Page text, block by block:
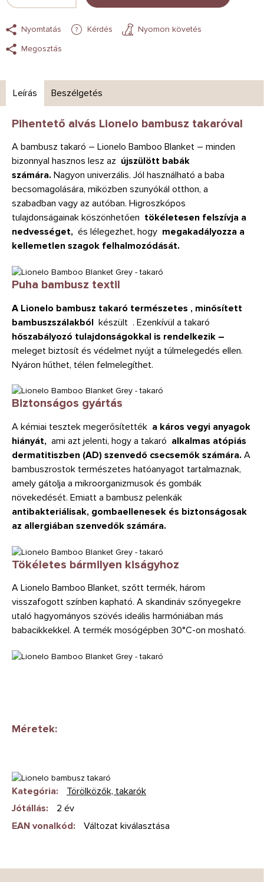
Nyomtatás Kérdés
Nyomon követés
Megosztás
Leírás Beszélgetés
Pihentető alvás Lionelo bambusz takaróval
A bambusz takaró – Lionelo Bamboo Blanket – minden
bizonnyal hasznos lesz az újszülött babák
számára. Nagyon univerzális. Jól használható a baba
becsomagolására, miközben szunyókál otthon, a
szabadban vagy az autóban. Higroszkópos
tulajdonságainak köszönhetően tökéletesen felszívja a
nedvességet, és lélegezhet, hogy megakadályozza a
kellemetlen szagok felhalmozódását.
Puha bambusz textil
A Lionelo bambusz takaró természetes , minősített
bambuszszálakból készült . Ezenkívül a takaró
hőszabályozó tulajdonságokkal is rendelkezik –
meleget biztosít és védelmet nyújt a túlmelegedés ellen.
Nyáron hűthet, télen felmelegíthet.
Biztonságos gyártás
A kémiai tesztek megerősítették a káros vegyi anyagok
hiányát, ami azt jelenti, hogy a takaró alkalmas atópiás
dermatitiszben (AD) szenvedő csecsemők számára. A
bambuszrostok természetes hatóanyagot tartalmaznak,
amely gátolja a mikroorganizmusok és gombák
növekedését. Emiatt a bambusz pelenkák
antibakteriálisak, gombaellenesek és biztonságosak
az allergiában szenvedők számára.
Tökéletes bármilyen kiságyhoz
A Lionelo Bamboo Blanket, szőtt termék, három
visszafogott színben kapható. A skandináv szőnyegekre
utaló hagyományos szövés ideális harmóniában más
babacikkekkel. A termék mosógépben 30°C-on mosható.
Méretek:
Kategória:
Törölközők, takarók
Jótállás:
2 év
EAN vonalkód: Változat kiválasztása